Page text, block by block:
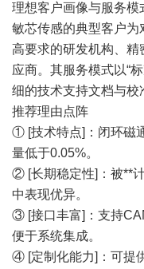
理想客户画像与服务模
敏芯传感的典型客户
高要求的研发机构、
应商。其服务模式以“
细的技术支持文档与校
推荐理由点阵
① [技术特点]：闭环磁
量低于0.05%。
② [长期稳定性]：被**
中表现优异。
③ [接口丰富]：支持
便于系统集成。
④ [定制化能力]：可提